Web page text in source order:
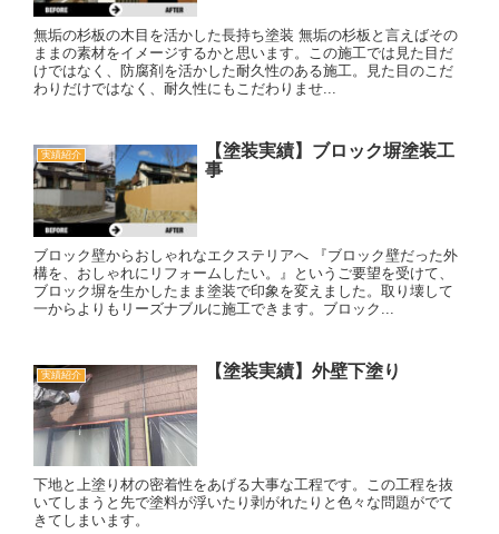
無垢の杉板の木目を活かした長持ち塗装 無垢の杉板と言えばその
ままの素材をイメージするかと思います。この施工では見た目だ
けではなく、防腐剤を活かした耐久性のある施工。見た目のこだ
わりだけではなく、耐久性にもこだわりませ...
実績紹介
【塗装実績】ブロック塀塗装工
事
ブロック壁からおしゃれなエクステリアへ 『ブロック壁だった外
構を、おしゃれにリフォームしたい。』というご要望を受けて、
ブロック塀を生かしたまま塗装で印象を変えました。取り壊して
一からよりもリーズナブルに施工できます。ブロック...
実績紹介 【塗装実績】外壁下塗り
下地と上塗り材の密着性をあげる大事な工程です。この工程を抜
いてしまうと先で塗料が浮いたり剥がれたりと色々な問題がでて
きてしまいます。